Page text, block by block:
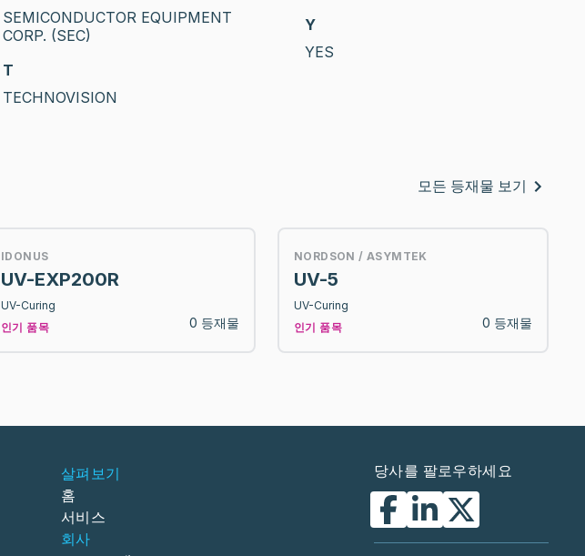
SEMICONDUCTOR EQUIPMENT
CORP. (SEC)
T
TECHNOVISION
Y
YES
모든 등재물 보기
IDONUS
UV-EXP200R
UV-Curing
인기 품목
0 등재물
NORDSON / ASYMTEK
UV-5
UV-Curing
인기 품목
0 등재물
살펴보기
홈
서비스
회사
당사를 팔로우하세요